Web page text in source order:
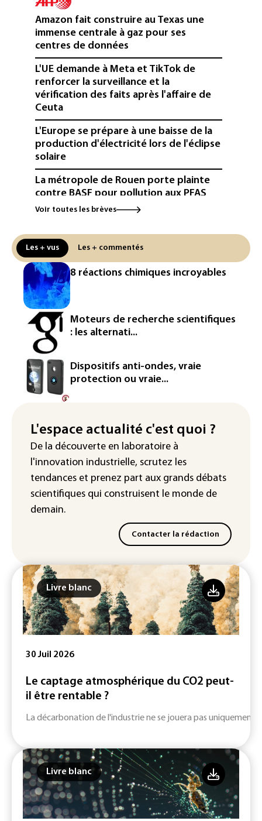
Amazon fait construire au Texas une
immense centrale à gaz pour ses
centres de données
L'UE demande à Meta et TikTok de
renforcer la surveillance et la
vérification des faits après l'affaire de
Ceuta
L'Europe se prépare à une baisse de la
production d'électricité lors de l'éclipse
solaire
La métropole de Rouen porte plainte
contre BASF pour pollution aux PFAS
réseau
Véhicules de livraison autonomes: la
France ouvre la voie à leur
homologation
Iris³: Eutelsat investira 3,4 milliards
d'euros dans la future constellation
européenne
Le magazine VSD racheté par
l'entrepreneur Vianney d'Alançon
La production française de maïs
"Retour en force" progressif de la
chaleur dans les prochains jours en
France
Voir toutes les brèves
Les + vus Les + commentés
8 réactions chimiques incroyables
Moteurs de recherche scientifiques
: les alternati...
Dispositifs anti-ondes, vraie
protection ou vraie...
L'espace actualité c'est quoi ?
De la découverte en laboratoire à
l'innovation industrielle, scrutez les
tendances et prenez part aux grands débats
scientifiques qui construisent le monde de
demain.
Contacter la rédaction
Livre blanc
30 Juil 2026
Le captage atmosphérique du CO2 peut-
il être rentable ?
La décarbonation de l'industrie ne se jouera pas uniquement
Livre blanc